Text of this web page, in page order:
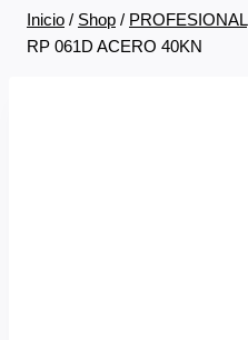
Inicio / Shop / PROFESIONAL
RP 061D ACERO 40KN